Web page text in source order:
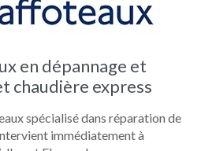
en dépannage et
chaudière express
spécialisé dans réparation de
immédiatement à